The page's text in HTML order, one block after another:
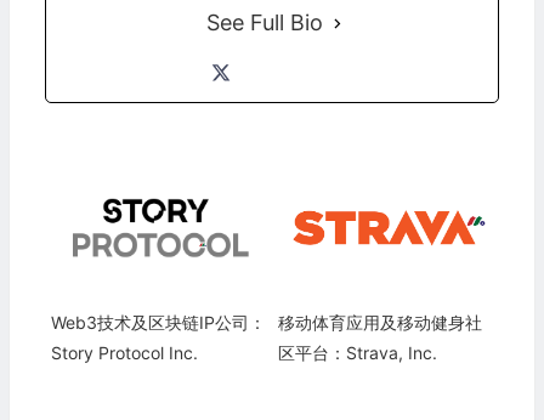
See Full Bio
Web3技术及区块链IP公司：
Story Protocol Inc.
移动体育应用及移动健身社
区平台：Strava, Inc.